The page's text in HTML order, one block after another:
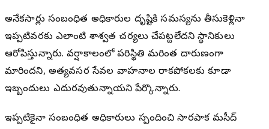
అనేకసార్లు సంబంధిత అధికారుల దృష్టికి సమస్యను తీసుకెళ్లినా
ఇప్పటివరకు ఎలాంటి శాశ్వత చర్యలు చేపట్టలేదని స్థానికులు
ఆరోపిస్తున్నారు. వర్షాకాలంలో పరిస్థితి మరింత దారుణంగా
మారిందని, అత్యవసర సేవల వాహనాల రాకపోకలకు కూడా
ఇబ్బందులు ఎదురవుతున్నాయని పేర్కొన్నారు.
ఇప్పటికైనా సంబంధిత అధికారులు స్పందించి సారపాక మసీద్